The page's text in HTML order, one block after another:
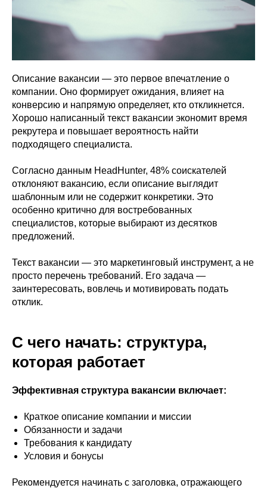
Описание вакансии — это первое впечатление о
компании. Оно формирует ожидания, влияет на
конверсию и напрямую определяет, кто откликнется.
Хорошо написанный текст вакансии экономит время
рекрутера и повышает вероятность найти
подходящего специалиста.
Согласно данным HeadHunter, 48% соискателей
отклоняют вакансию, если описание выглядит
шаблонным или не содержит конкретики. Это
особенно критично для востребованных
специалистов, которые выбирают из десятков
предложений.
Текст вакансии — это маркетинговый инструмент, а не
просто перечень требований. Его задача —
заинтересовать, вовлечь и мотивировать подать
отклик.
С чего начать: структура,
которая работает
Эффективная структура вакансии включает:
Краткое описание компании и миссии
Обязанности и задачи
Требования к кандидату
Условия и бонусы
Рекомендуется начинать с заголовка, отражающего